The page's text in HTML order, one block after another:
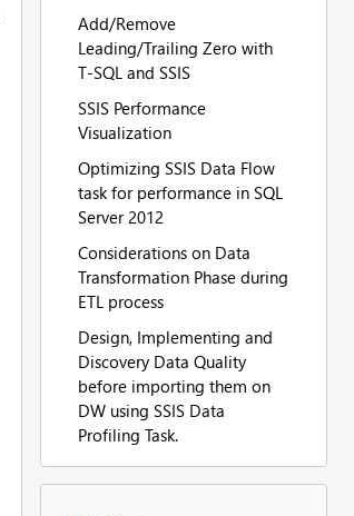
Add/Remove
Leading/Trailing Zero with
T-SQL and SSIS
SSIS Performance
Visualization
Optimizing SSIS Data Flow
task for performance in SQL
Server 2012
Considerations on Data
Transformation Phase during
ETL process
Design, Implementing and
Discovery Data Quality
before importing them on
DW using SSIS Data
Profiling Task.